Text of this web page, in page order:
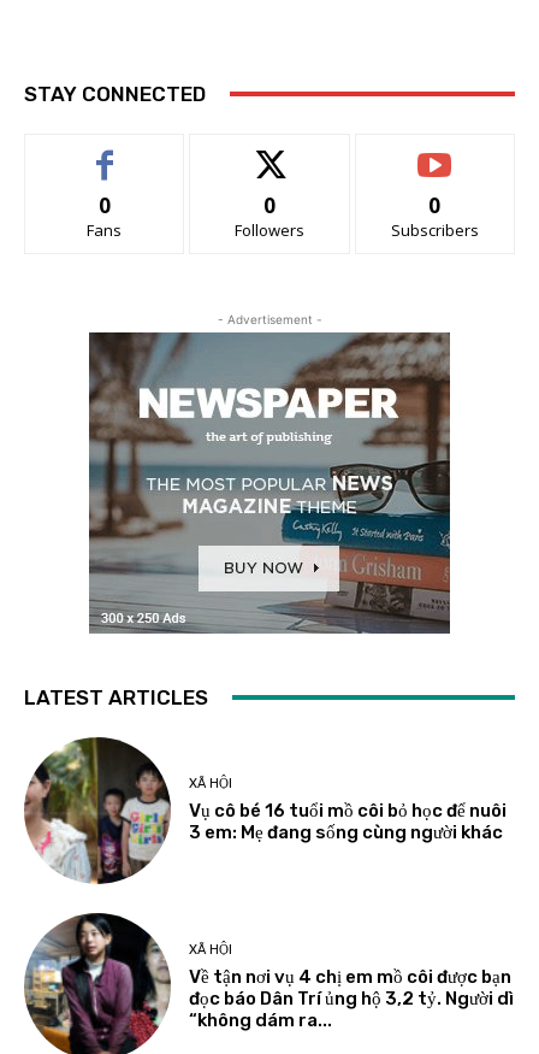
STAY CONNECTED
0
Fans
0
Followers
0
Subscribers
- Advertisement -
LATEST ARTICLES
XÃ HỘI
Vụ cô bé 16 tuổi mồ côi bỏ học để nuôi
3 em: Mẹ đang sống cùng người khác
XÃ HỘI
Về tận nơi vụ 4 chị em mồ côi được bạn
đọc báo Dân Trí ủng hộ 3,2 tỷ. Người dì
“không dám ra...